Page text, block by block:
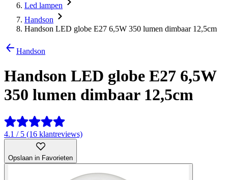
Led lampen
Handson
Handson LED globe E27 6,5W 350 lumen dimbaar 12,5cm
Handson
Handson LED globe E27 6,5W
350 lumen dimbaar 12,5cm
4.1 / 5 (16 klantreviews)
Opslaan in Favorieten